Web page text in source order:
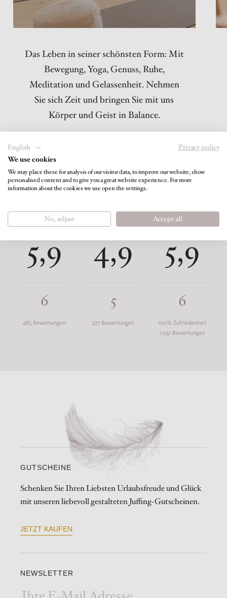
Das Leben in seiner schönsten Form: Mit
Bewegung, Yoga, Genuss, Ruhe,
Meditation und Gelassenheit. Nehmen
Sie sich Zeit und bringen Sie mit uns
Körper und Geist in Balance.
HolidayCheck
5,9
6
485 Bewertungen
4,9
5
277 Bewertungen
Hotel-Quality
5,9
6
100% Zufriedenheit
1.051 Bewertungen
GUTSCHEINE
Schenken Sie Ihren Liebsten Urlaubsfreude und Glück
mit unseren liebevoll gestalteten Juffing-Gutscheinen.
JETZT KAUFEN
NEWSLETTER
English
Privacy policy
We use cookies
We may place these for analysis of our visitor data, to improve our website, show
personalised content and to give you a great website experience. For more
information about the cookies we use open the settings.
No, adjust Accept all